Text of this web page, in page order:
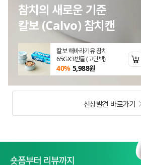
스트라버진
장바구니 담기
나에게 맞는 닥터뉴트리는?
닥터뉴트리 9종 라인업
닥터뉴트리 혈행건강 rTG오
메가3 60캡슐(60일분)
19% 12,879원
신상발견 바로가기